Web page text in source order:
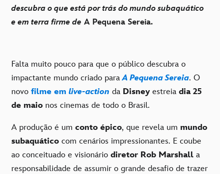
descubra o que está por trás do mundo subaquático
e em terra firme de A Pequena Sereia.
Falta muito pouco para que o público descubra o
impactante mundo criado paraA Pequena Sereia. O
novo filme em live-action da Disney estreia dia 25
de maio nos cinemas de todo o Brasil.
A produção é um conto épico, que revela um mundo
subaquático com cenários impressionantes. E coube
ao conceituado e visionário diretor Rob Marshall a
responsabilidade de assumir o grande desafio de trazer